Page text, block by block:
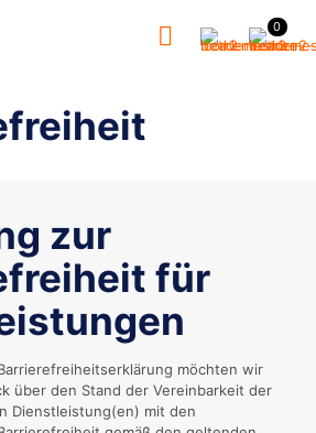
0
zur
für
möchten wir
über den Stand der Vereinbarkeit der
Dienstleistung(en) mit den